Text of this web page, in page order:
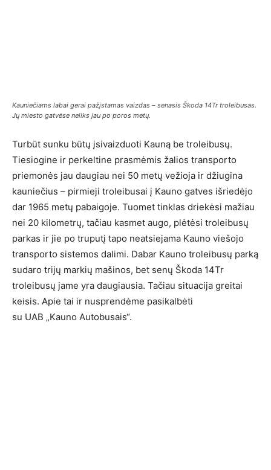
Kauniečiams labai gerai pažįstamas vaizdas – senasis Škoda 14Tr troleibusas.
Jų miesto gatvėse neliks jau po poros metų.
Turbūt sunku būtų įsivaizduoti Kauną be troleibusų.
Tiesiogine ir perkeltine prasmėmis žalios transporto
priemonės jau daugiau nei 50 metų vežioja ir džiugina
kauniečius – pirmieji troleibusai į Kauno gatves išriedėjo
dar 1965 metų pabaigoje. Tuomet tinklas driekėsi mažiau
nei 20 kilometrų, tačiau kasmet augo, plėtėsi troleibusų
parkas ir jie po truputį tapo neatsiejama Kauno viešojo
transporto sistemos dalimi. Dabar Kauno troleibusų parką
sudaro trijų markių mašinos, bet senų Škoda 14Tr
troleibusų jame yra daugiausia. Tačiau situacija greitai
keisis. Apie tai ir nusprendėme pasikalbėti
su UAB „Kauno Autobusais“.